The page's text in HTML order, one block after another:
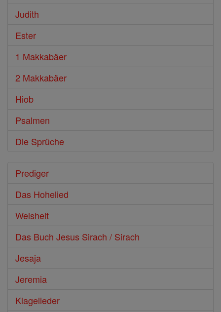
Judith
Ester
1 Makkabäer
2 Makkabäer
Hiob
Psalmen
Die Sprüche
Prediger
Das Hohelied
Weisheit
Das Buch Jesus Sirach / Sirach
Jesaja
Jeremia
Klagelieder